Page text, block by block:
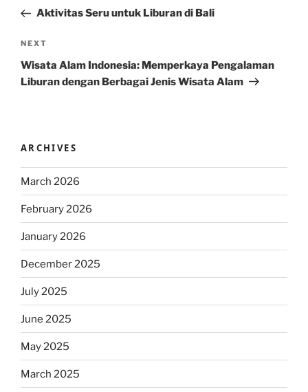
PostAktivitas Seru untuk Liburan di Bali
Next
Post
NEXT
Wisata Alam Indonesia: Memperkaya Pengalaman
Liburan dengan Berbagai Jenis Wisata Alam
ARCHIVES
March 2026
February 2026
January 2026
December 2025
July 2025
June 2025
May 2025
March 2025